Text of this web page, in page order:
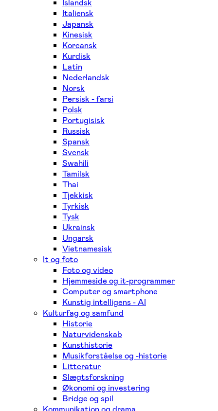
Islandsk
Italiensk
Japansk
Kinesisk
Koreansk
Kurdisk
Latin
Nederlandsk
Norsk
Persisk - farsi
Polsk
Portugisisk
Russisk
Spansk
Svensk
Swahili
Tamilsk
Thai
Tjekkisk
Tyrkisk
Tysk
Ukrainsk
Ungarsk
Vietnamesisk
It og foto
Foto og video
Hjemmeside og it-programmer
Computer og smartphone
Kunstig intelligens - AI
Kulturfag og samfund
Historie
Naturvidenskab
Kunsthistorie
Musikforståelse og -historie
Litteratur
Slægtsforskning
Økonomi og investering
Bridge og spil